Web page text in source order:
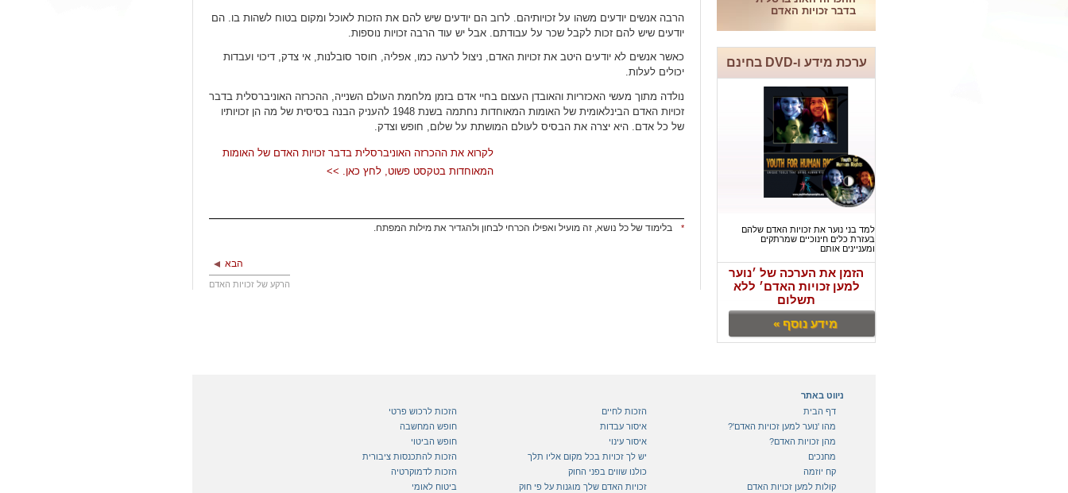
בדבר זכויות האדם
ערכת מידע ו-DVD בחינם
למד בני נוער את זכויות האדם שלהם
בעזרת כלים חינוכיים שמרתקים
ומעניינים אותם
הזמן את הערכה של ׳נוער
למען זכויות האדם׳ ללא
תשלום
מידע נוסף »
הרבה אנשים יודעים משהו על זכויותיהם. לרוב הם יודעים שיש להם את הזכות לאוכל ומקום בטוח לשהות בו. הם
יודעים שיש להם זכות לקבל שכר על עבודתם. אבל יש עוד הרבה זכויות נוספות.
כאשר אנשים לא יודעים היטב את זכויות האדם, ניצול לרעה כמו, אפליה, חוסר סובלנות, אי צדק, דיכוי ועבדות
יכולים לעלות.
נולדה מתוך מעשי האכזריות והאובדן העצום בחיי אדם בזמן מלחמת העולם השנייה, ההכרזה האוניברסלית בדבר
זכויות האדם הבינלאומית של האומות המאוחדות נחתמה בשנת 1948 להעניק הבנה בסיסית של מה הן זכויותיו
של כל אדם. היא יצרה את הבסיס לעולם המושתת על שלום, חופש וצדק.
לקרוא את ההכרזה האוניברסלית בדבר זכויות האדם של האומות
המאוחדות בטקסט פשוט, לחץ כאן. >>
* בלימוד של כל נושא, זה מועיל ואפילו הכרחי לבחון ולהגדיר את מילות המפתח.
הבא
הרקע של זכויות האדם
ניווט באתר
דף הבית
מהו 'נוער למען זכויות האדם'?
מהן זכויות האדם?
מחנכים
קח יוזמה
קולות למען זכויות האדם
הזכות לחיים
איסור עבדות
איסור עינוי
יש לך זכויות בכל מקום אליו תלך
כולנו שווים בפני החוק
זכויות האדם שלך מוגנות על פי חוק
הזכות לרכוש פרטי
חופש המחשבה
חופש הביטוי
הזכות להתכנסות ציבורית
הזכות לדמוקרטיה
ביטוח לאומי